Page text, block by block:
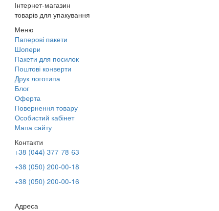
Інтернет-магазин
товарів для упакування
Меню
Паперові пакети
Шопери
Пакети для посилок
Поштові конверти
Друк логотипа
Блог
Оферта
Повернення товару
Особистий кабінет
Мапа сайту
Контакти
+38 (044) 377-78-63
+38 (050) 200-00-18
+38 (050) 200-00-16
Адреса